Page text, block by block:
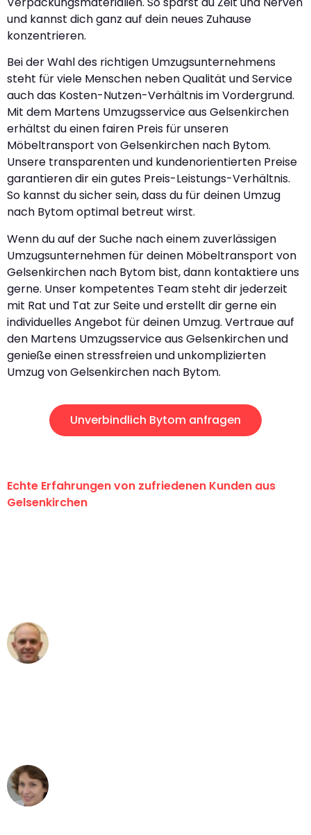
und kannst dich ganz auf dein neues Zuhause
konzentrieren.
Bei der Wahl des richtigen Umzugsunternehmens
steht für viele Menschen neben Qualität und Service
auch das Kosten-Nutzen-Verhältnis im Vordergrund.
Mit dem Martens Umzugsservice aus Gelsenkirchen
erhältst du einen fairen Preis für unseren
Möbeltransport von Gelsenkirchen nach Bytom.
Unsere transparenten und kundenorientierten Preise
garantieren dir ein gutes Preis-Leistungs-Verhältnis.
So kannst du sicher sein, dass du für deinen Umzug
nach Bytom optimal betreut wirst.
Wenn du auf der Suche nach einem zuverlässigen
Umzugsunternehmen für deinen Möbeltransport von
Gelsenkirchen nach Bytom bist, dann kontaktiere uns
gerne. Unser kompetentes Team steht dir jederzeit
mit Rat und Tat zur Seite und erstellt dir gerne ein
individuelles Angebot für deinen Umzug. Vertraue auf
den Martens Umzugsservice aus Gelsenkirchen und
genieße einen stressfreien und unkomplizierten
Umzug von Gelsenkirchen nach Bytom.
Unverbindlich Bytom anfragen
Echte Erfahrungen von zufriedenen Kunden aus
Gelsenkirchen